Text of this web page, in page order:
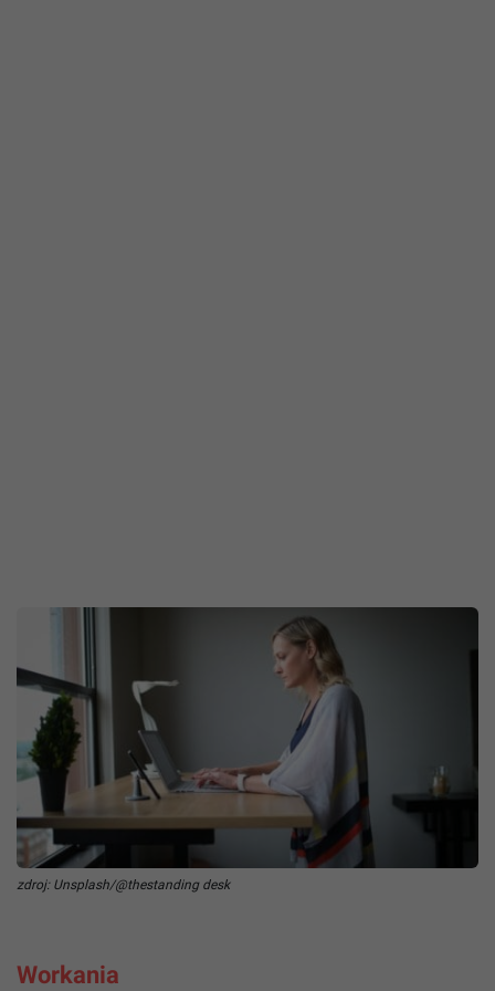
zdroj: Unsplash/@thestanding desk
Workania